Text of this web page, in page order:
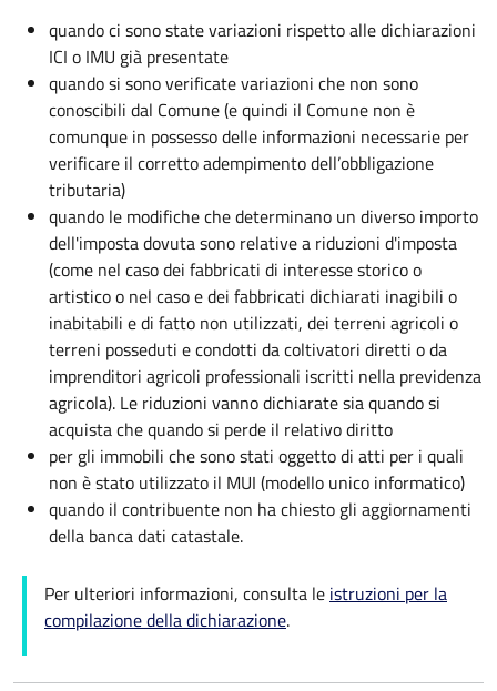
quando ci sono state variazioni rispetto alle dichiarazioni
ICI o IMU già presentate
quando si sono verificate variazioni che non sono
conoscibili dal Comune (e quindi il Comune non è
comunque in possesso delle informazioni necessarie per
verificare il corretto adempimento dell’obbligazione
tributaria)
quando le modifiche che determinano un diverso importo
dell'imposta dovuta sono relative a riduzioni d'imposta
(come nel caso dei fabbricati di interesse storico o
artistico o nel caso e dei fabbricati dichiarati inagibili o
inabitabili e di fatto non utilizzati, dei terreni agricoli o
terreni posseduti e condotti da coltivatori diretti o da
imprenditori agricoli professionali iscritti nella previdenza
agricola). Le riduzioni vanno dichiarate sia quando si
acquista che quando si perde il relativo diritto
per gli immobili che sono stati oggetto di atti per i quali
non è stato utilizzato il MUI (modello unico informatico)
quando il contribuente non ha chiesto gli aggiornamenti
della banca dati catastale.
Per ulteriori informazioni, consulta le istruzioni per la
compilazione della dichiarazione.